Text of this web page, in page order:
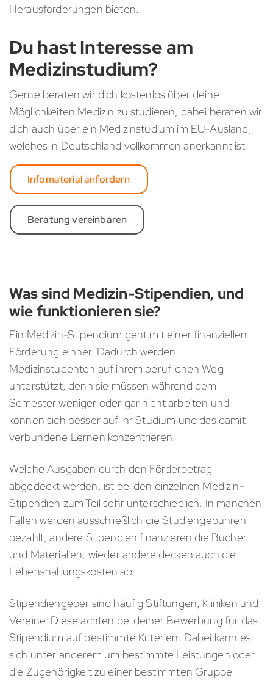
Herausforderungen bieten.
Du hast Interesse am
Medizinstudium?
Gerne beraten wir dich kostenlos über deine
Möglichkeiten Medizin zu studieren, dabei beraten wir
dich auch über ein Medizinstudium im EU-Ausland,
welches in Deutschland vollkommen anerkannt ist.
Infomaterial anfordern
Beratung vereinbaren
Was sind Medizin-Stipendien, und
wie funktionieren sie?
Ein Medizin-Stipendium geht mit einer finanziellen
Förderung einher. Dadurch werden
Medizinstudenten auf ihrem beruflichen Weg
unterstützt, denn sie müssen während dem
Semester weniger oder gar nicht arbeiten und
können sich besser auf ihr Studium und das damit
verbundene Lernen konzentrieren.
Welche Ausgaben durch den Förderbetrag
abgedeckt werden, ist bei den einzelnen Medizin-
Stipendien zum Teil sehr unterschiedlich. In manchen
Fällen werden ausschließlich die Studiengebühren
bezahlt, andere Stipendien finanzieren die Bücher
und Materialien, wieder andere decken auch die
Lebenshaltungskosten ab.
Stipendiengeber sind häufig Stiftungen, Kliniken und
Vereine. Diese achten bei deiner Bewerbung für das
Stipendium auf bestimmte Kriterien. Dabei kann es
sich unter anderem um bestimmte Leistungen oder
die Zugehörigkeit zu einer bestimmten Gruppe